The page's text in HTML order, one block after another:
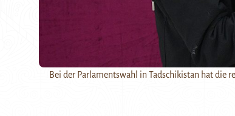
Bei der Parlamentswahl in Tadschikistan hat die